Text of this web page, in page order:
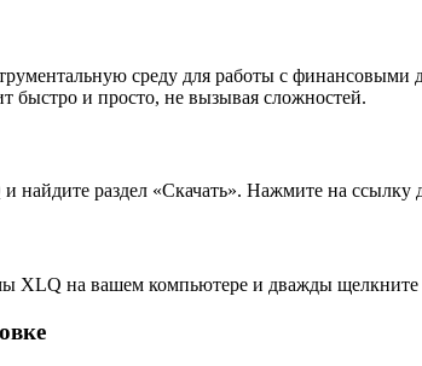
среду для работы с финансовыми
быстро и просто, не вызывая сложностей.
раздел «Скачать». Нажмите на ссылку
XLQ на вашем компьютере и дважды щелкните